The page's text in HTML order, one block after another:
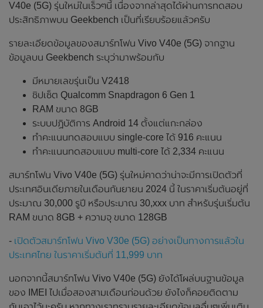
V40e (5G) รุ่นใหม่ในเร็วๆนี้ เนื่องจากล่าสุดได้ผ่านการทดสอบ
ประสิทธิภาพบน Geekbench เป็นที่เรียบร้อยแล้วครับ
รายละเอียดข้อมูลของสมาร์ทโฟน Vivo V40e (5G) จากฐาน
ข้อมูลบน Geekbench ระบุว่ามาพร้อมกับ
มีหมายเลขรุ่นเป็น V2418
ชิปเซ็ต Qualcomm Snapdragon 6 Gen 1
RAM ขนาด 8GB
ระบบปฏิบัติการ Android 14 ตั้งแต่แกะกล่อง
ทำคะแนนทดสอบแบบ single-core ได้ 916 คะแนน
ทำคะแนนทดสอบแบบ multi-core ได้ 2,334 คะแนน
สมาร์ทโฟน Vivo V40e (5G) รุ่นใหม่คาดว่าน่าจะมีการเปิดตัวที่
ประเทศอินเดียภายในเดือนกันยายน 2024 นี้ ในราคาเริ่มต้นอยู่ที่
ประมาณ 30,000 รูปี หรือประมาณ 30,xxx บาท สำหรับรุ่นเริ่มต้น
RAM ขนาด 8GB + ความจุ ขนาด 128GB
- เปิดตัวสมาร์ทโฟน Vivo V30e (5G) อย่างเป็นทางการแล้วใน
ประเทศไทย ในราคาเริ่มต้นที่ 11,999 บาท
นอกจากนี้สมาร์ทโฟน Vivo V40e (5G) ยังได้โผล่บนฐานข้อมูล
ของ IMEI ไปเมื่อสองสามเดือนก่อนด้วย ยังไงก็คอยติดตาม